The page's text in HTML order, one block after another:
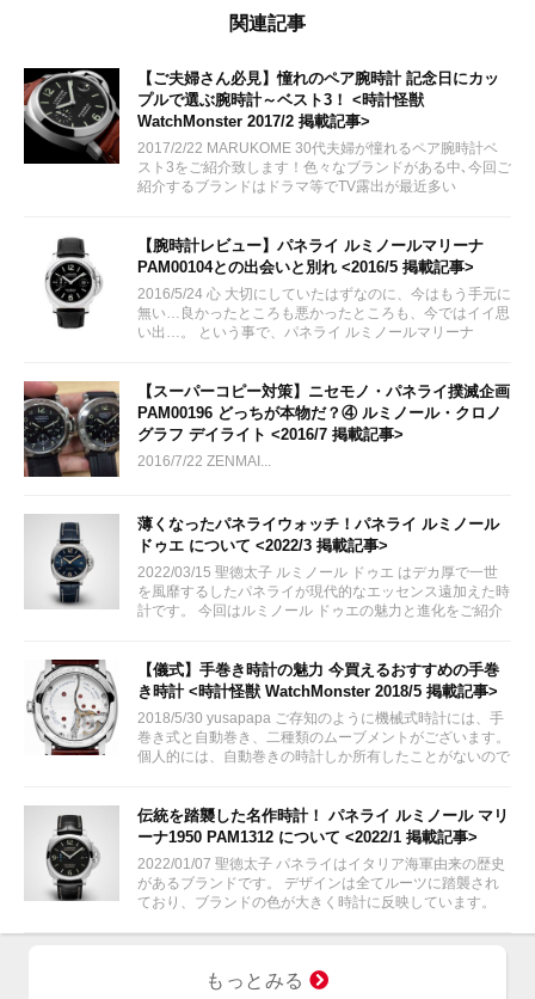
関連記事
【ご夫婦さん必見】憧れのペア腕時計 記念日にカッ
プルで選ぶ腕時計～ベスト3！ <時計怪獣
WatchMonster 2017/2 掲載記事>
2017/2/22 MARUKOME 30代夫婦が憧れるペア腕時計ベ
スト3をご紹介致します！色々なブランドがある中､今回ご
紹介するブランドはドラマ等でTV露出が最近多い
【腕時計レビュー】パネライ ルミノールマリーナ
PAM00104との出会いと別れ <2016/5 掲載記事>
2016/5/24 心 大切にしていたはずなのに、今はもう手元に
無い…良かったところも悪かったところも、今ではイイ思
い出…。 という事で、パネライ ルミノールマリーナ
【スーパーコピー対策】ニセモノ・パネライ撲滅企画
PAM00196 どっちが本物だ？④ ルミノール・クロノ
グラフ デイライト <2016/7 掲載記事>
2016/7/22 ZENMAI...
薄くなったパネライウォッチ！パネライ ルミノール
ドゥエ について <2022/3 掲載記事>
2022/03/15 聖徳太子 ルミノール ドゥエ はデカ厚で一世
を風靡するしたパネライが現代的なエッセンス遠加えた時
計です。 今回はルミノール ドゥエの魅力と進化をご紹介
【儀式】手巻き時計の魅力 今買えるおすすめの手巻
き時計 <時計怪獣 WatchMonster 2018/5 掲載記事>
2018/5/30 yusapapa ご存知のように機械式時計には、手
巻き式と自動巻き、二種類のムーブメントがございます。
個人的には、自動巻きの時計しか所有したことがないので
伝統を踏襲した名作時計！ パネライ ルミノール マリ
ーナ1950 PAM1312 について <2022/1 掲載記事>
2022/01/07 聖徳太子 パネライはイタリア海軍由来の歴史
があるブランドです。 デザインは全てルーツに踏襲され
ており、ブランドの色が大きく時計に反映しています。
もっとみる